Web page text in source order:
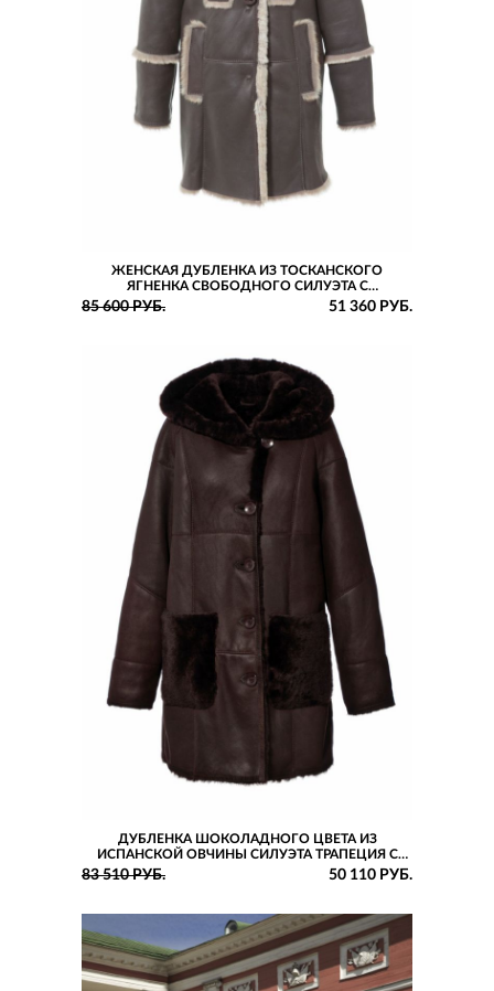
ЖЕНСКАЯ ДУБЛЕНКА ИЗ ТОСКАНСКОГО
ЯГНЕНКА СВОБОДНОГО СИЛУЭТА С
85 600 РУБ. 51 360 РУБ.
ДУБЛЕНКА ШОКОЛАДНОГО ЦВЕТА ИЗ
ИСПАНСКОЙ ОВЧИНЫ СИЛУЭТА ТРАПЕЦИЯ С
КАПЮШОНОМ И НАКЛАДНЫМИ КАРМАНАМИ
83 510 РУБ. 50 110 РУБ.